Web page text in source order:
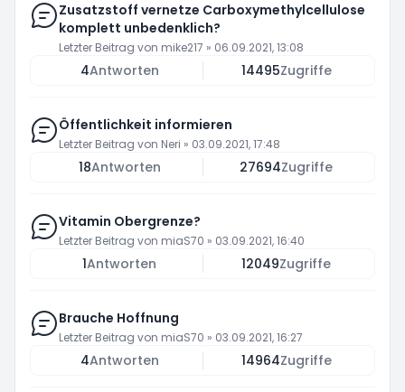
Zusatzstoff vernetze Carboxymethylcellulose
komplett unbedenklich?
Letzter Beitrag von mike217 » 06.09.2021, 13:08
4Antworten 14495Zugriffe
Öffentlichkeit informieren
Letzter Beitrag von Neri » 03.09.2021, 17:48
18Antworten 27694Zugriffe
Vitamin Obergrenze?
Letzter Beitrag von miaS70 » 03.09.2021, 16:40
1Antworten 12049Zugriffe
Brauche Hoffnung
Letzter Beitrag von miaS70 » 03.09.2021, 16:27
4Antworten 14964Zugriffe